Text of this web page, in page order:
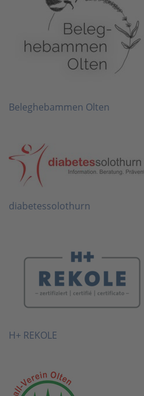
Beleghebammen Olten
diabetessolothurn
H+ REKOLE